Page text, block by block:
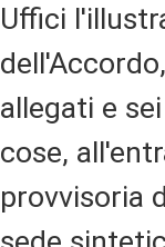
Uffici
allegati e
cose,
provvisoria